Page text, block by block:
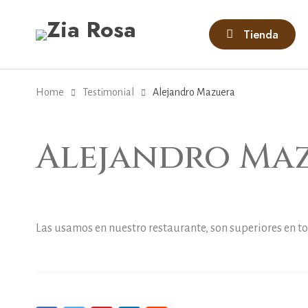
Tienda
Home Testimonial Alejandro Mazuera
Alejandro
Las usamos en nuestro restaurante, son superiores en